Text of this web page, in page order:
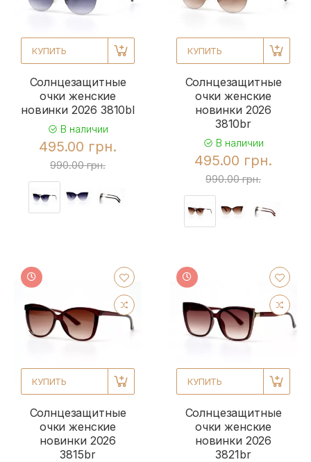
КУПИТЬ
Солнцезащитные
очки женские
новинки 2026 3810bl
В наличии
495.00 грн.
990.00 грн.
КУПИТЬ
Солнцезащитные
очки женские
новинки 2026
3810br
В наличии
495.00 грн.
990.00 грн.
КУПИТЬ
Солнцезащитные
очки женские
новинки 2026
3815br
КУПИТЬ
Солнцезащитные
очки женские
новинки 2026
3821br